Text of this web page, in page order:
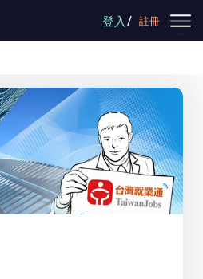
登入/ 註冊